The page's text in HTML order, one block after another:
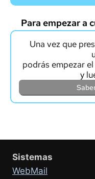
Para empezar a
Una vez que
podrás empezar el
y
Sistemas
WebMail